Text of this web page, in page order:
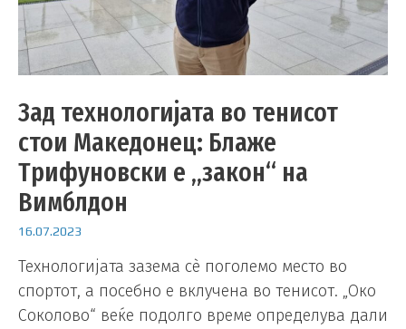
Зад технологијата во тенисот
стои Македонец: Блаже
Трифуновски е „закон“ на
Вимблдон
16.07.2023
Технологијата зазема сѐ поголемо место во
спортот, а посебно е вклучена во тенисот. „Око
Соколово“ веќе подолго време определува дали